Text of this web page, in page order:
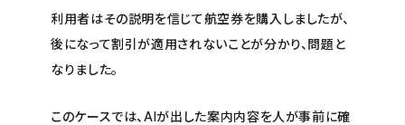
利用者はその説明を信じて航空券を購入しましたが、
後になって割引が適用されないことが分かり、問題と
なりました。
このケースでは、AIが出した案内内容を人が事前に確